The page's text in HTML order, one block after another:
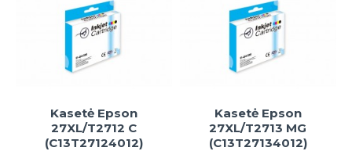
Kasetė Epson
27XL/T2712 C
(C13T27124012)
Kasetė Epson
27XL/T2713 MG
(C13T27134012)